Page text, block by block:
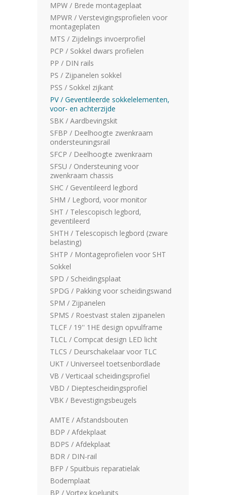
MPW / Brede montageplaat
MPWR / Verstevigingsprofielen voor
montageplaten
MTS / Zijdelings invoerprofiel
PCP / Sokkel dwars profielen
PP / DIN rails
PS / Zijpanelen sokkel
PSS / Sokkel zijkant
PV / Geventileerde sokkelelementen,
voor- en achterzijde
SBK / Aardbevingskit
SFBP / Deelhoogte zwenkraam
ondersteuningsrail
SFCP / Deelhoogte zwenkraam
SFSU / Ondersteuning voor
zwenkraam chassis
SHC / Geventileerd legbord
SHM / Legbord, voor monitor
SHT / Telescopisch legbord,
geventileerd
SHTH / Telescopisch legbord (zware
belasting)
SHTP / Montageprofielen voor SHT
Sokkel
SPD / Scheidingsplaat
SPDG / Pakking voor scheidingswand
SPM / Zijpanelen
SPMS / Roestvast stalen zijpanelen
TLCF / 19'' 1HE design opvulframe
TLCL / Compcat design LED licht
TLCS / Deurschakelaar voor TLC
UKT / Universeel toetsenbordlade
VB / Verticaal scheidingsprofiel
VBD / Dieptescheidingsprofiel
VBK / Bevestigingsbeugels
AMTE / Afstandsbouten
BDP / Afdekplaat
BDPS / Afdekplaat
BDR / DIN-rail
BFP / Spuitbuis reparatielak
Bodemplaat
BP / Vortex koelunits